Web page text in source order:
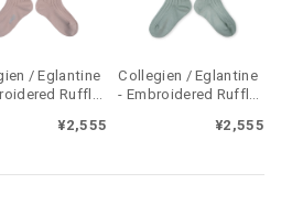
/ Eglantine
Ruffle
/ Vieux Rose
¥2,555
Collegien / Eglantine
- Embroidered Ruffle
Socks / Aigue Marine
¥2,555